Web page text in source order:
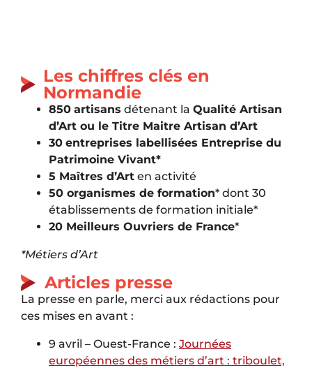
Les chiffres clés en
Normandie
850 artisans détenant la Qualité Artisan
d’Art ou le Titre Maitre Artisan d’Art
30 entreprises labellisées Entreprise du
Patrimoine Vivant*
5 Maîtres d’Art en activité
50 organismes de formation* dont 30
établissements de formation initiale*
20 Meilleurs Ouvriers de France*
*Métiers d’Art
Articles presse
La presse en parle, merci aux rédactions pour
ces mises en avant :
9 avril – Ouest-France : Journées
européennes des métiers d’art : triboulet,